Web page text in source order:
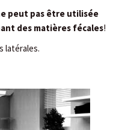
peut pas être utilisée
des matières fécales!
latérales.